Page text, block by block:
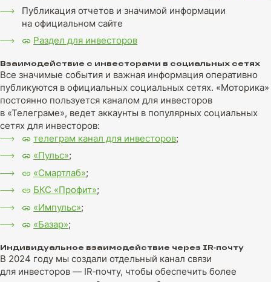
Публикация отчетов и значимой информации
на официальном сайте
Раздел для инвесторов
Взаимодействие с инвесторами в социальных сетях
Все значимые события и важная информация оперативно
публикуются в официальных социальных сетях. «Моторика»
постоянно пользуется каналом для инвесторов
в «Телеграме», ведет аккаунты в популярных социальных
сетях для инвесторов:
телеграм канал для инвесторов;
«Пульс»;
«Смартлаб»;
БКС «Профит»;
«Импульс»;
«Базар»;
Индивидуальное взаимодействие через IR‑почту
В 2024 году мы создали отдельный канал связи
для инвесторов — IR‑почту, чтобы обеспечить более